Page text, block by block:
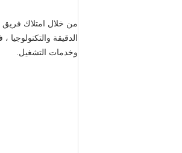
من خلال امتلاك فريق
وخدمات التشغيل.